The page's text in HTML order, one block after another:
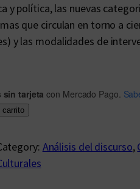
y política, las nuevas
que circulan en torno a
y las modalidades de
sin tarjeta con Mercado Pago.
carrito
Análisis del discurso,